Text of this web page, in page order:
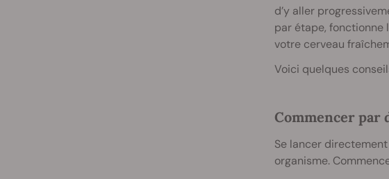
d’y aller
par étape, fonctionne
votre cerveau
Voici quelques
Commencer par
Se lancer
organisme.